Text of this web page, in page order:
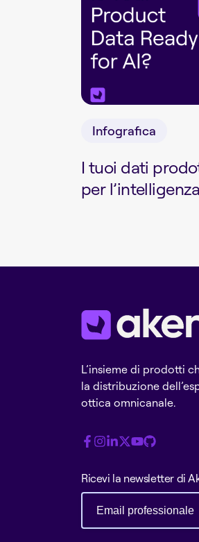
Infografica
I tuoi dati
per
L’insieme di prodotti
la distribuzione
ottica omnicanale.
Ricevi la newsletter di